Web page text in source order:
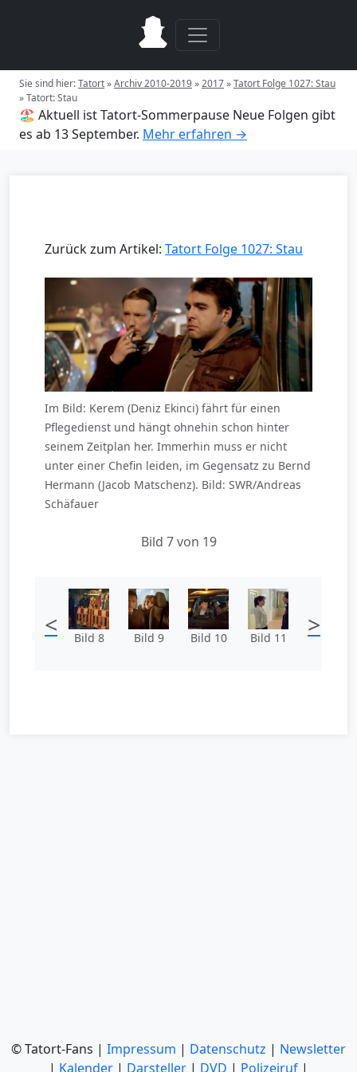
Sie sind hier:Tatort»Archiv 2010-2019»2017»Tatort Folge 1027: Stau
»Tatort: Stau
🏖️ Aktuell ist Tatort-Sommerpause Neue Folgen gibt
es ab 13 September. Mehr erfahren →
Zurück zum Artikel: Tatort Folge 1027: Stau
Im Bild: Kerem (Deniz Ekinci) fährt für einen
Pflegedienst und hängt ohnehin schon hinter
seinem Zeitplan her. Immerhin muss er nicht
unter einer Chefin leiden, im Gegensatz zu Bernd
Hermann (Jacob Matschenz). Bild: SWR/Andreas
Schäfauer
Bild 7 von 19
< Bild 8 Bild 9 Bild 10 Bild 11 >
© Tatort-Fans | Impressum | Datenschutz | Newsletter
| Kalender | Darsteller | DVD | Polizeiruf |